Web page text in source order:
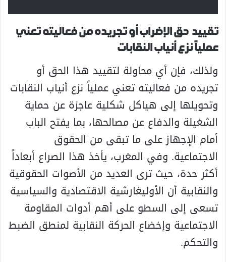
تقييد حق الإضراب أو تجريده من فعاليته تعني
عملياً نزع أنياب النقابات
ولذلك، فإن أي محاولة لتقييد هذا الحق أو
تجريده من فعاليته تعني عملياً نزع أنياب النقابات
وتحويلها إلى هياكل شكلية عاجزة عن حماية
الشغيلة والدفاع عن مصالحها، بما يفتح الباب
أمام الإجهاز على ما تبقى من الحقوق
الاجتماعية. وفي المغرب، يأخذ هذا الصراع أبعاداً
أكثر حدة، حيث ترى العديد من الأصوات الحقوقية
والنقابية أن الأوليغارشية الاقتصادية والسياسية
تسعى إلى السطو على أهم أدوات المقاومة
الاجتماعية وإخضاع الحركة النقابية لمنطق الضبط
والتحكم.